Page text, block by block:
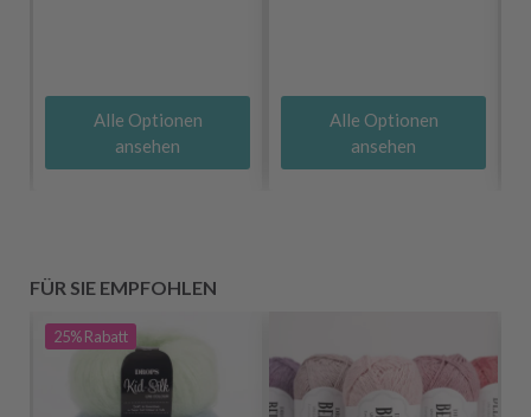
Alle Optionen
ansehen
Alle Optionen
ansehen
FÜR SIE EMPFOHLEN
25%Rabatt